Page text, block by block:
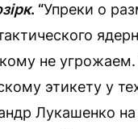
. “Упреки о
не
этикету у
Лукашенко